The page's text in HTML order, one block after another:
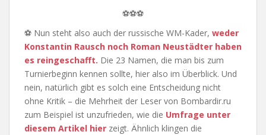
⚽⚽⚽
⚽ Nun steht also auch der russische WM-Kader, weder
Konstantin Rausch noch Roman Neustädter haben
es reingeschafft. Die 23 Namen, die man bis zum
Turnierbeginn kennen sollte, hier also im Überblick. Und
nein, natürlich gibt es solch eine Entscheidung nicht
ohne Kritik – die Mehrheit der Leser von Bombardir.ru
zum Beispiel ist unzufrieden, wie die Umfrage unter
diesem Artikel hier zeigt. Ähnlich klingen die